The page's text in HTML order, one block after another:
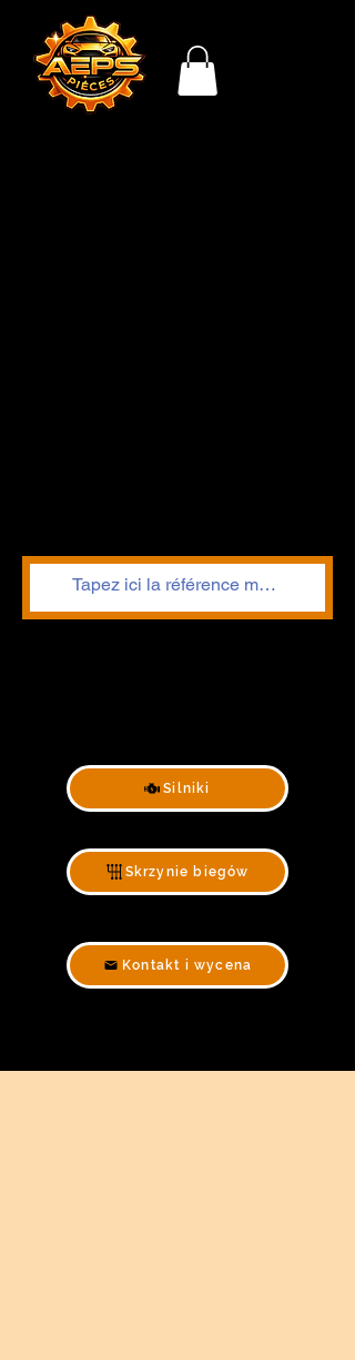
Silniki
Skrzynie biegów
Kontakt i wycena